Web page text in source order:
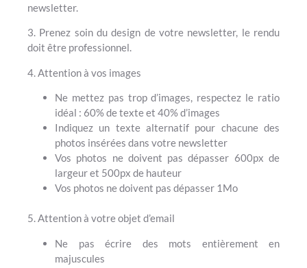
newsletter.
3. Prenez soin du design de votre newsletter, le rendu
doit être professionnel.
4. Attention à vos images
Ne mettez pas trop d’images, respectez le ratio
idéal : 60% de texte et 40% d’images
Indiquez un texte alternatif pour chacune des
photos insérées dans votre newsletter
Vos photos ne doivent pas dépasser 600px de
largeur et 500px de hauteur
Vos photos ne doivent pas dépasser 1Mo
5. Attention à votre objet d’email
Ne pas écrire des mots entièrement en
majuscules